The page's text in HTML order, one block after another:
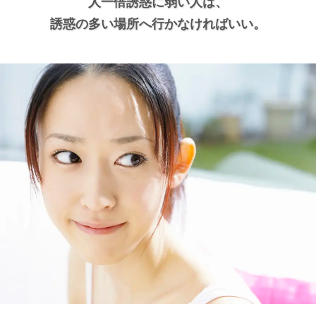
誘惑の多い場所へ行かなければいい。